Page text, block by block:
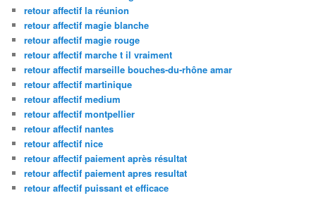
retour affectif la réunion
retour affectif magie blanche
retour affectif magie rouge
retour affectif marche t il vraiment
retour affectif marseille bouches-du-rhône amar
retour affectif martinique
retour affectif medium
retour affectif montpellier
retour affectif nantes
retour affectif nice
retour affectif paiement après résultat
retour affectif paiement apres resultat
retour affectif puissant et efficace